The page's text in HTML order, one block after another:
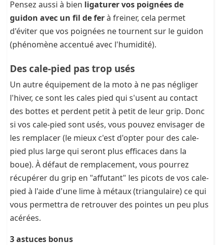
Pensez aussi à bien ligaturer vos poignées de
guidon avec un fil de ferà freiner, cela permet
d'éviter que vos poignées ne tournent sur le guidon
(phénomène accentué avec l'humidité).
Des cale-pied pas trop usés
Un autre équipement de la moto à ne pas négliger
l'hiver, ce sont les cales pied qui s'usent au contact
des bottes et perdent petit à petit de leur grip. Donc
si vos cale-pied sont usés, vous pouvez envisager de
les remplacer (le mieux c'est d'opter pour des cale-
pied plus large qui seront plus efficaces dans la
boue). À défaut de remplacement, vous pourrez
récupérer du grip en "affutant" les picots de vos cale-
pied à l'aide d'une lime à métaux (triangulaire) ce qui
vous permettra de retrouver des pointes un peu plus
acérées.
3 astuces bonus